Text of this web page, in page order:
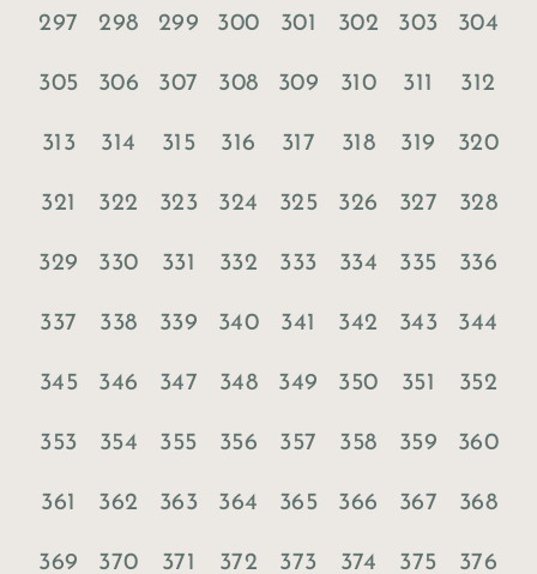
297 298 299 300 301 302 303 304
305 306 307 308 309 310 311 312
313 314 315 316 317 318 319 320
321 322 323 324 325 326 327 328
329 330 331 332 333 334 335 336
337 338 339 340 341 342 343 344
345 346 347 348 349 350 351 352
353 354 355 356 357 358 359 360
361 362 363 364 365 366 367 368
369 370 371 372 373 374 375 376